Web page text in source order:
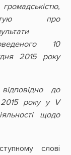
громадськістю,
про
10
2015 року
до
2015 року у V
щодо
слові